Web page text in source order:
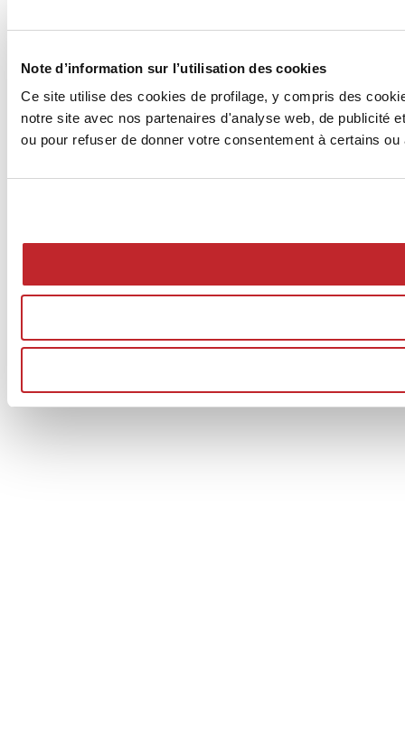
Note d’information sur l’utilisation des cookies
Ce site utilise des cookies de profilage, y compris des
notre site avec nos partenaires d'analyse web, de publicité
ou pour refuser de donner votre consentement à certains